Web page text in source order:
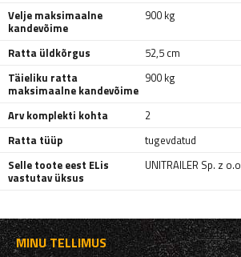
Velje maksimaalne
kandevõime
900 kg
Ratta üldkõrgus
52,5 cm
Täieliku ratta
maksimaalne kandevõime
900 kg
Arv komplekti kohta
2
Ratta tüüp
tugevdatud
Selle toote eest ELis
vastutav üksus
UNITRAILER Sp. z o.o
MINU TELLIMUS